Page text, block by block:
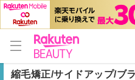
縮毛矯正/サイドアップ/ブ